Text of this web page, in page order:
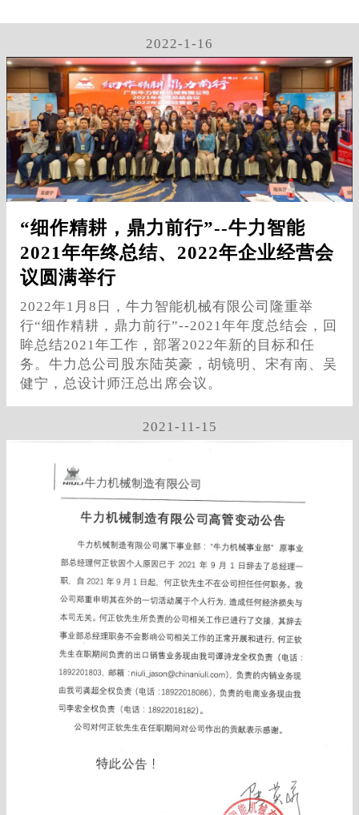
2022-1-16
“细作精耕，鼎力前行”--牛力智能
2021年年终总结、2022年企业经营会
议圆满举行
2022年1月8日，牛力智能机械有限公司隆重举
行“细作精耕，鼎力前行”--2021年年度总结会，回
眸总结2021年工作，部署2022年新的目标和任
务。牛力总公司股东陆英豪，胡镜明、宋有南、吴
健宁，总设计师汪总出席会议。
2021-11-15